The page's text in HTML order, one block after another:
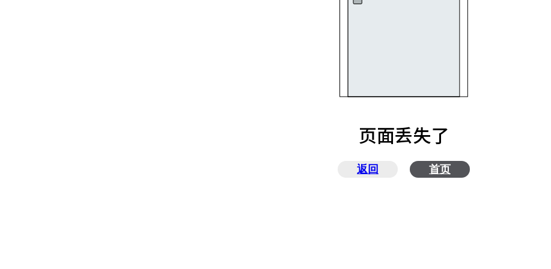
页面丢失了
返回 首页